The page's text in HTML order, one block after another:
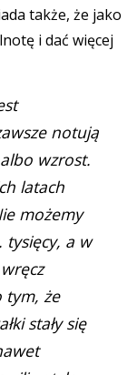
także, że jako
i dać więcej
notują
wzrost.
latach
możemy
tysięcy, a w
tym, że
stały się